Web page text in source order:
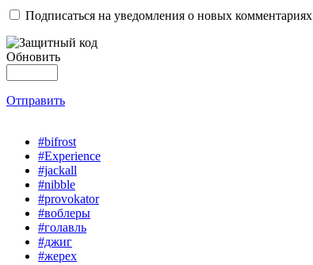
Подписаться на уведомления о новых комментариях
Обновить
Отправить
#bifrost
#Experience
#jackall
#nibble
#provokator
#воблеры
#голавль
#джиг
#жерех